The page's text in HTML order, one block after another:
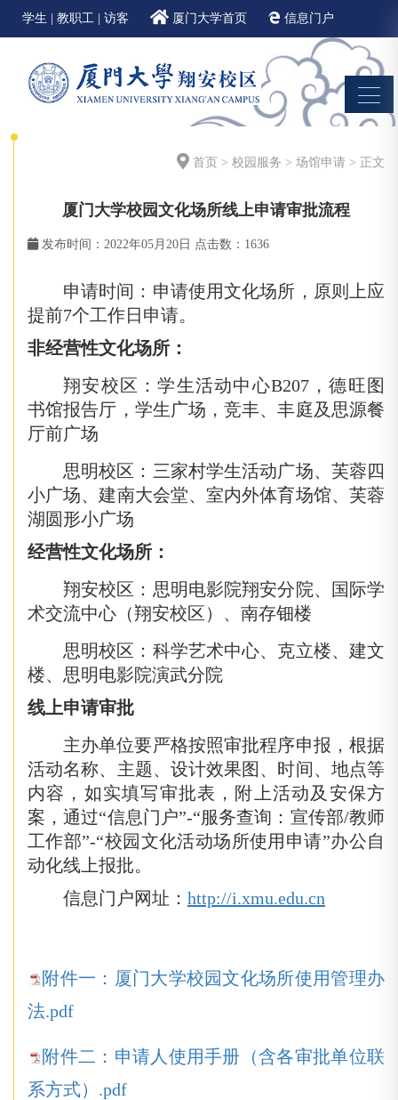
学生 教职工 访客 厦门大学首页 信息门户
首页 > 校园服务 > 场馆申请 > 正文
厦门大学校园文化场所线上申请审批流程
发布时间：2022年05月20日 点击数： 1636
申请时间：申请使用文化场所，原则上应
提前7个工作日申请。
非经营性文化场所：
翔安校区：学生活动中心B207，德旺图
书馆报告厅，学生广场，竞丰、丰庭及思源餐
厅前广场
思明校区：三家村学生活动广场、芙蓉四
小广场、建南大会堂、室内外体育场馆、芙蓉
湖圆形小广场
经营性文化场所：
翔安校区：思明电影院翔安分院、国际学
术交流中心（翔安校区）、南存钿楼
思明校区：科学艺术中心、克立楼、建文
楼、思明电影院演武分院
线上申请审批
主办单位要严格按照审批程序申报，根据
活动名称、主题、设计效果图、时间、地点等
内容，如实填写审批表，附上活动及安保方
案，通过“信息门户”-“服务查询：宣传部/教师
工作部”-“校园文化活动场所使用申请”办公自
动化线上报批。
信息门户网址： http://i.xmu.edu.cn
附件一：厦门大学校园文化场所使用管理办
法.pdf
附件二：申请人使用手册（含各审批单位联
系方式）.pdf